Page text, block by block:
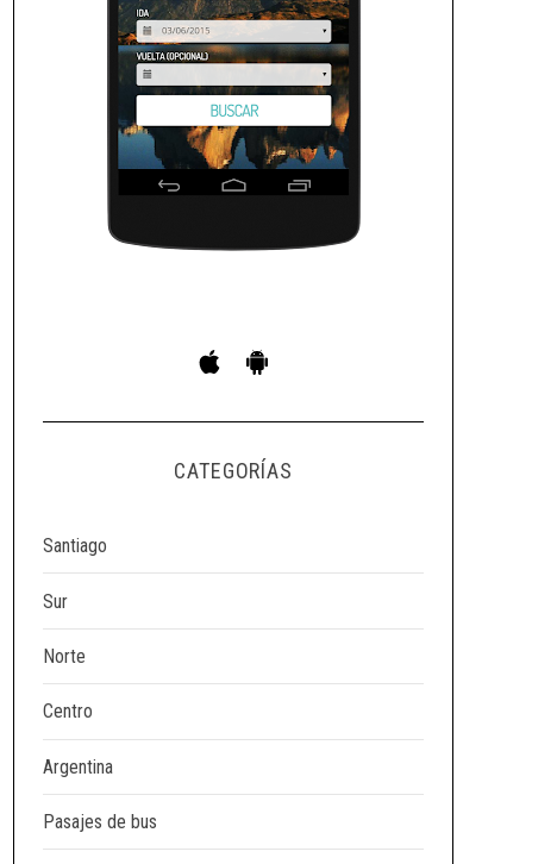
CATEGORÍAS
Santiago
Sur
Norte
Centro
Argentina
Pasajes de bus